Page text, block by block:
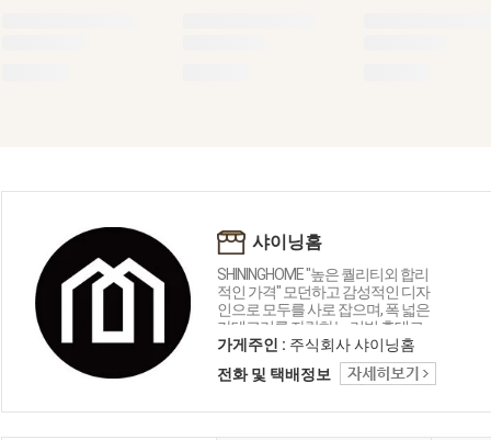
샤이닝홈
SHININGHOME "높은 퀄리티외 합리
적인 가격" 모던하고 감성적인 디자
인으로 모두를 사로 잡으며, 폭 넓은
카테고리를 자랑하는 리빙 홈데코
인테리어 샤이닝홈입니다.
가게주인 : 주식회사 샤이닝홈
전화 및 택배정보